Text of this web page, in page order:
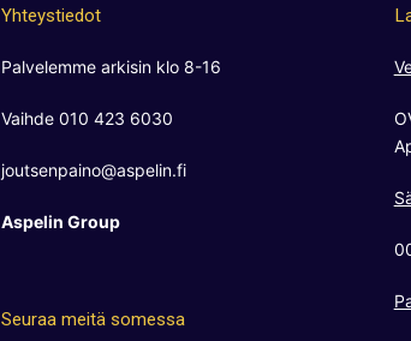
Yhteystiedot
Palvelemme arkisin klo 8-16
Vaihde 010 423 6030
joutsenpaino@aspelin.fi
Aspelin Group
Seuraa meitä somessa